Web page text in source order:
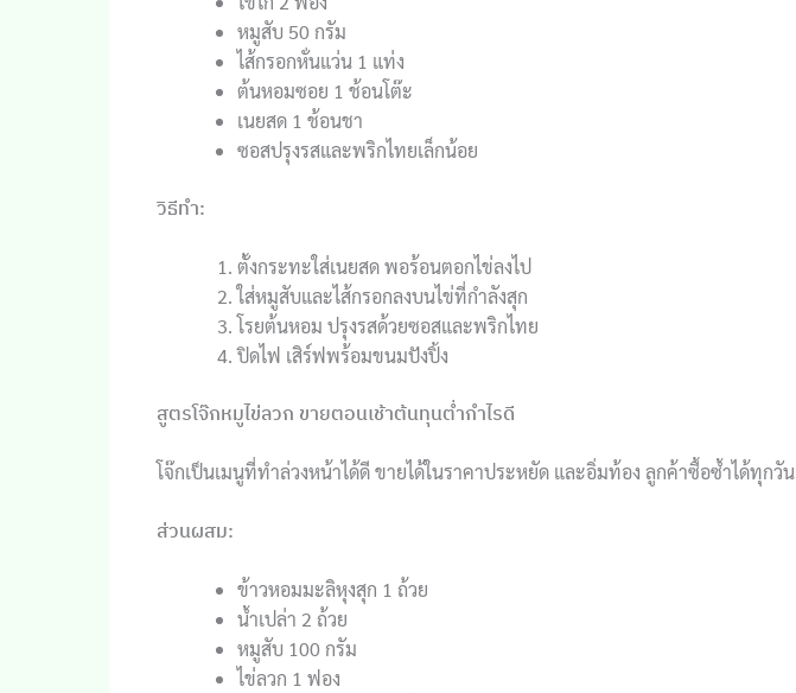
หมูสับ 50 กรัม
ไส้กรอกหั่นแว่น 1 แท่ง
ต้นหอมซอย 1 ช้อนโต๊ะ
เนยสด 1 ช้อนชา
ซอสปรุงรสและพริกไทยเล็กน้อย
วิธีทำ:
ตั้งกระทะใส่เนยสด พอร้อนตอกไข่ลงไป
ใส่หมูสับและไส้กรอกลงบนไข่ที่กำลังสุก
โรยต้นหอม ปรุงรสด้วยซอสและพริกไทย
ปิดไฟ เสิร์ฟพร้อมขนมปังปิ้ง
สูตรโจ๊กหมูไข่ลวก ขายตอนเช้าต้นทุนต่ำกำไรดี
โจ๊กเป็นเมนูที่ทำล่วงหน้าได้ดี ขายได้ในราคาประหยัด และอิ่มท้อง ลูกค้าซื้อซ้ำได้ทุกวัน
ส่วนผสม:
ข้าวหอมมะลิหุงสุก 1 ถ้วย
น้ำเปล่า 2 ถ้วย
หมูสับ 100 กรัม
ไข่ลวก 1 ฟอง